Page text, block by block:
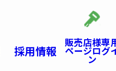
採用情報
販売店様専
ページログ
ン